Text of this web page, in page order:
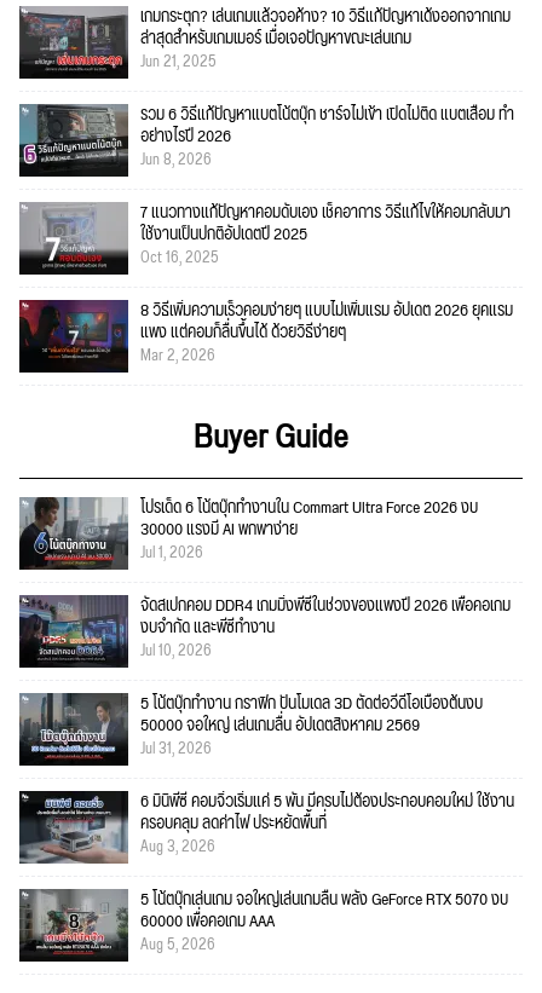
เกมกระตุก? เล่นเกมแล้วจอค้าง? 10 วิธีแก้ปัญหาเด้งออกจากเกม
ล่าสุดสำหรับเกมเมอร์ เมื่อเจอปัญหาขณะเล่นเกม
Jun 21, 2025
รวม 6 วิธีแก้ปัญหาแบตโน้ตบุ๊ก ชาร์จไม่เข้า เปิดไม่ติด แบตเสื่อม ทำ
อย่างไรปี 2026
Jun 8, 2026
7 แนวทางแก้ปัญหาคอมดับเอง เช็คอาการ วิธีแก้ไขให้คอมกลับมา
ใช้งานเป็นปกติอัปเดตปี 2025
Oct 16, 2025
8 วิธีเพิ่มความเร็วคอมง่ายๆ แบบไม่เพิ่มแรม อัปเดต 2026 ยุคแรม
แพง แต่คอมก็ลื่นขึ้นได้ ด้วยวิธีง่ายๆ
Mar 2, 2026
Buyer Guide
โปรเด็ด 6 โน้ตบุ๊กทำงานใน Commart Ultra Force 2026 งบ
30000 แรงมี AI พกพาง่าย
Jul 1, 2026
จัดสเปกคอม DDR4 เกมมิ่งพีซีในช่วงของแพงปี 2026 เพื่อคอเกม
งบจำกัด และพีซีทำงาน
Jul 10, 2026
5 โน้ตบุ๊กทำงาน กราฟิก ปั้นโมเดล 3D ตัดต่อวีดีโอเบื้องต้นงบ
50000 จอใหญ่ เล่นเกมลื่น อัปเดตสิงหาคม 2569
Jul 31, 2026
6 มินิพีซี คอมจิ๋วเริ่มแค่ 5 พัน มีครบไม่ต้องประกอบคอมใหม่ ใช้งาน
ครอบคลุม ลดค่าไฟ ประหยัดพื้นที่
Aug 3, 2026
5 โน้ตบุ๊กเล่นเกม จอใหญ่เล่นเกมลื่น พลัง GeForce RTX 5070 งบ
60000 เพื่อคอเกม AAA
Aug 5, 2026